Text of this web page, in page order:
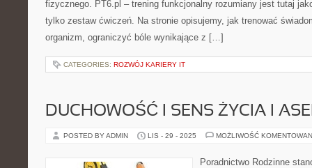
fizycznego. PT6.pl – trening funkcjonalny rozumiany jest tutaj
tylko zestaw ćwiczeń. Na stronie opisujemy, jak trenować
organizm, ograniczyć bóle wynikające z […]
CATEGORIES: ROZWÓJ KARIERY IT
DUCHOWOŚĆ I SENS ŻYCIA I
POSTED BY ADMIN LIS - 29 - 2025 MOŻLIWOŚĆ
Poradnictwo Rodzinne